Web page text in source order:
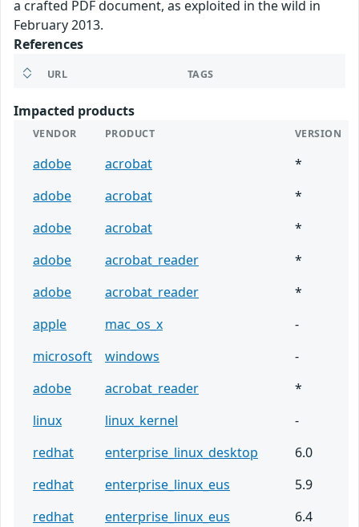
a crafted PDF document, as exploited in the wild in
February 2013.
References
URL TAGS
Impacted products
VENDOR PRODUCT VERSION
adobe acrobat
*
adobe
acrobat
*
adobe
acrobat
*
adobe
acrobat_reader
*
adobe
acrobat_reader
*
apple
mac_os_x
-
microsoft
windows
-
adobe
acrobat_reader
*
linux
linux_kernel
-
redhat
enterprise_linux_desktop
6.0
redhat
enterprise_linux_eus
5.9
redhat
enterprise_linux_eus
6.4